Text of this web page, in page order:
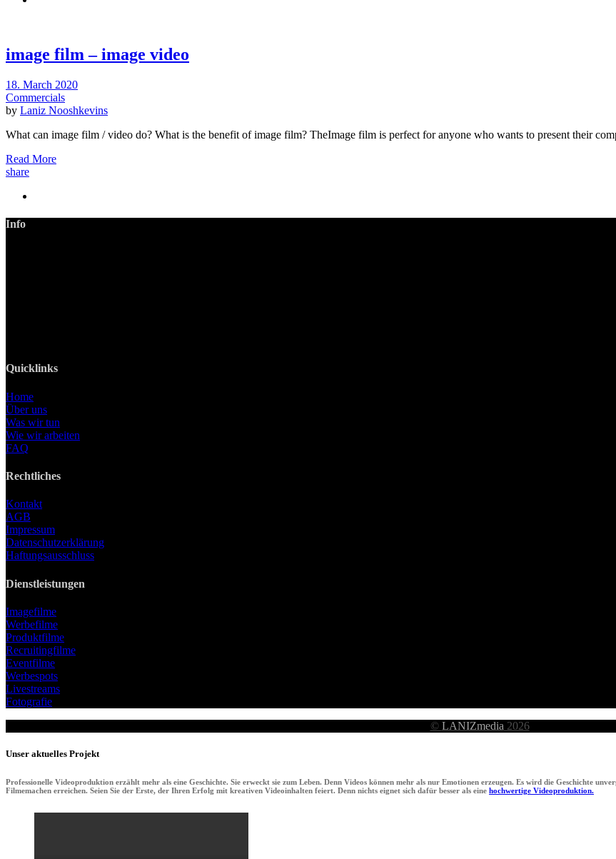
image film – image video
18. March 2020
Commercials
by Laniz Nooshkevins
What can image film / video do? What is the benefit of image film? TheImage film is perfect for anyone who wants to present their
Read More
share
Info
Quicklinks
Home
Über uns
Was wir tun
Wie wir arbeiten
FAQ
Rechtliches
Kontakt
AGB
Impressum
Datenschutzerklärung
Haftungsausschluss
Dienstleistungen
Imagefilme
Werbefilme
Produktfilme
Recruitingfilme
Eventfilme
Werbespots
Livestreams
Fotografie
© LANIZmedia 2026
Unser aktuelles Projekt
Professionelle Videoproduktion erzählt mehr als eine Geschichte. Sie erweckt sie zum Leben. Denn Videos können mehr als nur Emotionen erzeugen. Es wird die Geschichte
Filmemachen erreichen. Seien Sie der Erste, der Ihren Erfolg mit kreativen Videoinhalten feiert. Denn nichts eignet sich dafür besser als eine hochwertige Videoproduktion.